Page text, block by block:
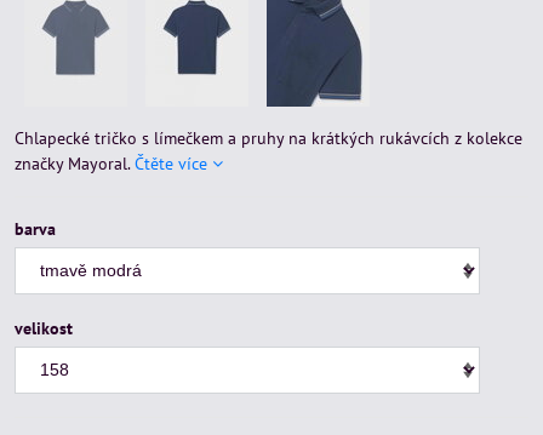
Chlapecké tričko s límečkem a pruhy na krátkých rukávcích z kolekce
značky Mayoral.Čtěte více
barva
velikost